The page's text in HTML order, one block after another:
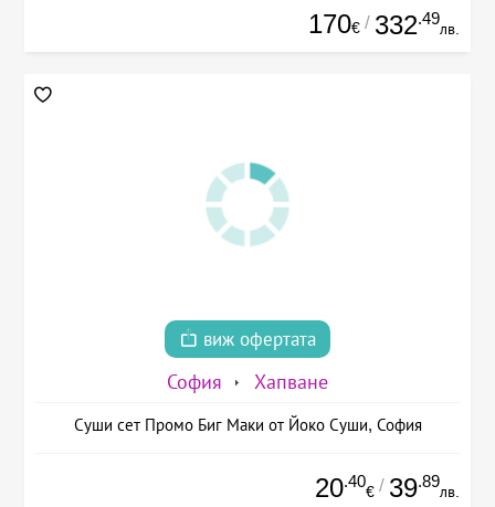
170€ / 332.49
лв.
виж офертата
София Хапване
Суши сет Промо Биг Маки от Йоко Суши, София
20.40
€ / 39.89
лв.